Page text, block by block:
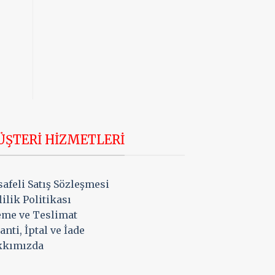
HIZMETLERI
Satış Sözleşmesi
Politikası
ve Teslimat
İptal ve İade